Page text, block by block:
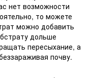
нет возможности
то можете
можно добавить
дольше
пересыхание, а
почву.